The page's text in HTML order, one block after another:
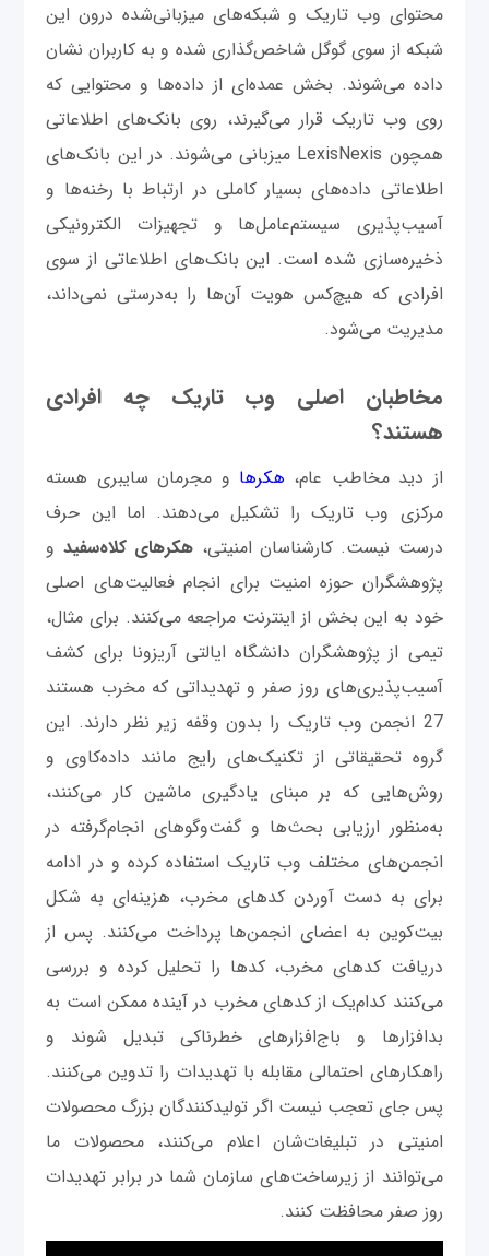
محتوای وب تاریک و شبکه‌های میزبانی‌شده درون این
شبکه از سوی گوگل شاخص‌گذاری شده و به کاربران نشان
داده می‌شوند. بخش عمده‌ای از داده‌ها و محتوایی که
روی وب تاریک قرار می‌گیرند، روی بانک‌های اطلاعاتی
همچون LexisNexis میزبانی می‌شوند. در این بانک‌های
اطلاعاتی داده‌های بسیار کاملی در ارتباط با رخنه‌ها و
آسیب‌پذیری سیستم‌عامل‌ها و تجهیزات الکترونیکی
ذخیره‌سازی شده است. این بانک‌های اطلاعاتی از سوی
افرادی که هیچ‌کس هویت آن‌ها را به‌درستی نمی‌داند،
مدیریت می‌شود.
مخاطبان اصلی وب تاریک چه افرادی
هستند؟
از دید مخاطب عام، هکرها و مجرمان سایبری هسته
مرکزی وب تاریک را تشکیل می‌دهند. اما این حرف
درست نیست. کارشناسان امنیتی، هکرهای کلاه‌سفید و
پژوهشگران حوزه امنیت برای انجام فعالیت‌های اصلی
خود به این بخش از اینترنت مراجعه می‌کنند. برای مثال،
تیمی از پژوهشگران دانشگاه ایالتی آریزونا برای کشف
آسیب‌پذیری‌های روز صفر و تهدیداتی که مخرب هستند
27 انجمن وب تاریک را بدون وقفه زیر نظر دارند. این
گروه تحقیقاتی از تکنیک‌های رایج مانند داده‌کاوی و
روش‌هایی که بر مبنای یادگیری ماشین کار می‌کنند،
به‌منظور ارزیابی بحث‌ها و گفت‌وگوهای انجام‌گرفته در
انجمن‌های مختلف وب تاریک استفاده کرده و در ادامه
برای به دست آوردن کدهای مخرب، هزینه‌ای به شکل
بیت‌کوین به اعضای انجمن‌ها پرداخت می‌کنند. پس از
دریافت کدهای مخرب، کدها را تحلیل کرده و بررسی
می‌کنند کدام‌یک از کدهای مخرب در آینده ممکن است به
بدافزارها و باج‌افزارهای خطرناکی تبدیل شوند و
راهکارهای احتمالی مقابله با تهدیدات را تدوین می‌کنند.
پس جای تعجب نیست اگر تولیدکنندگان بزرگ محصولات
امنیتی در تبلیغات‌شان اعلام می‌کنند، محصولات ما
می‌توانند از زیرساخت‌های سازمان شما در برابر تهدیدات
روز صفر محافظت کنند.